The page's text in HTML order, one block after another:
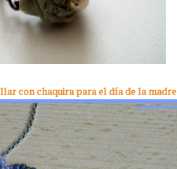
con chaquira para el día de la madre